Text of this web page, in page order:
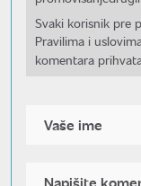
Svaki korisnik pre
Pravilima i
komentara